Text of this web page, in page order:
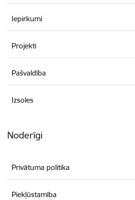
Iepirkumi
Projekti
Pašvaldība
Izsoles
Noderīgi
Privātuma politika
Piekļūstamība